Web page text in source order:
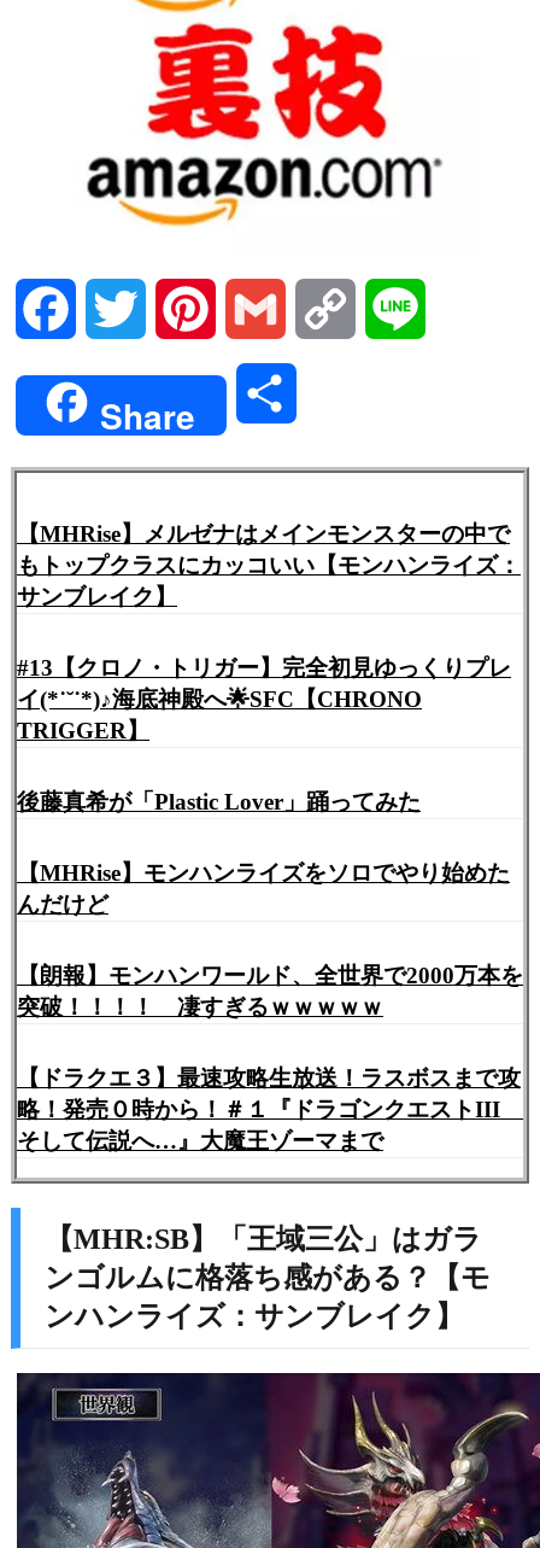
Facebook Twitter Pinterest Gmail Copy
Share
【MHRise】メルゼナはメインモンスターの中で
もトップクラスにカッコいい【モンハンライズ：
サンブレイク】
#13【クロノ・トリガー】完全初見ゆっくりプレ
イ(*˙˘˙*)♪海底神殿へ🌟SFC【CHRONO
TRIGGER】
後藤真希が「Plastic Lover」踊ってみた
【MHRise】モンハンライズをソロでやり始めた
んだけど
【朗報】モンハンワールド、全世界で2000万本を
突破！！！！ 凄すぎるｗｗｗｗｗ
【ドラクエ３】最速攻略生放送！ラスボスまで攻
略！発売０時から！＃１『ドラゴンクエストIII
そして伝説へ…』大魔王ゾーマまで
【MHR:SB】「王域三公」はガラ
ンゴルムに格落ち感がある？【モ
ンハンライズ：サンブレイク】